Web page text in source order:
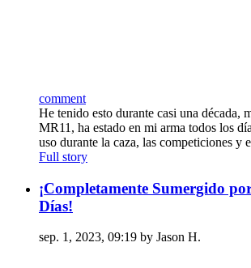
comment
He tenido esto durante casi una década,
MR11, ha estado en mi arma todos los
uso durante la caza, las competiciones y
Full story
¡Completamente Sumergido
Días!
sep. 1, 2023, 09:19 by Jason H.